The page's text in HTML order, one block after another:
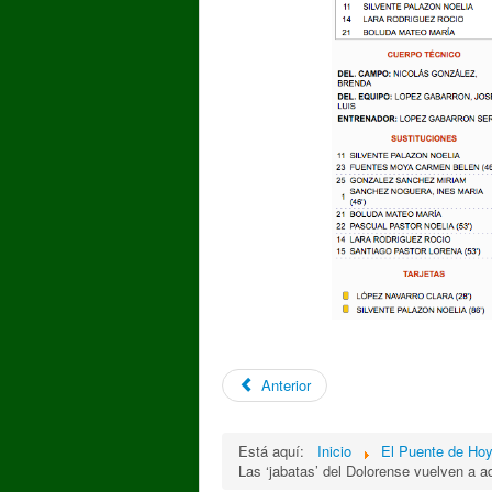
Anterior
Está aquí: Inicio
El Puente de Hoy
Las ‘jabatas’ del Dolorense vuelven a